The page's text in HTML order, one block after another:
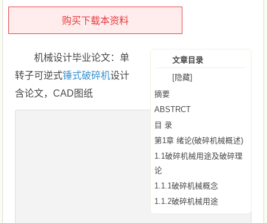
购买下载本资料
文章目录
[隐藏]
摘要
ABSTRCT
目 录
第1章 绪论(破碎机械概述)
1.1破碎机械用途及破碎理
论
1.1.1破碎机械概念
1.1.2破碎机械用途
机械设计毕业论文：单
转子可逆式锤式破碎机设计
含论文，CAD图纸